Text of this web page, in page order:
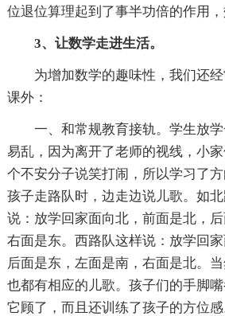
位退位算理起到了事半功倍的作用，
3、让数学走进生活。
为增加数学的趣味性，我们还
课外：
一、和常规教育接轨。学生放
易乱，因为离开了老师的视线，小
个不安分子说笑打闹，所以学习了
孩子走路队时，边走边说儿歌。如
说：放学回家面向北，前面是北，
右面是东。西路队这样说：放学回
后面是东，左面是南，右面是北。
也都有相应的儿歌。孩子们的手脚
它顾了，而且还训练了孩子的方位感